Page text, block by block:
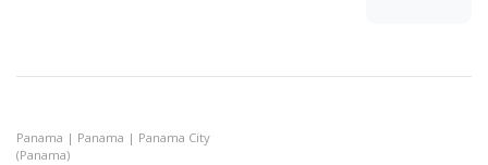
Panama | Panama | Panama City
(Panama)